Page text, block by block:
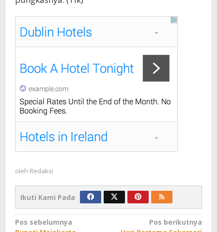
oleh Redaksi
Ikuti Kami Pada
Navigasi
Pos sebelumnya
Pos berikutnya